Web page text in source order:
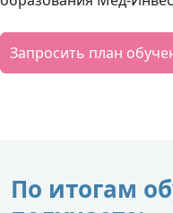
Запросить план
По итогам